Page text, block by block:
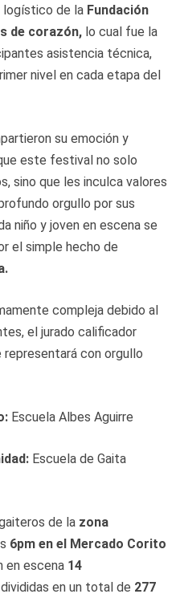
logístico de la Fundación
de corazón, lo cual fue la
asistencia técnica,
nivel en cada etapa del
su emoción y
este festival no solo
sino que les inculca valores
orgullo por sus
niño y joven en escena se
el simple hecho de
compleja debido al
el jurado calificador
representará con orgullo
Escuela Albes Aguirre
Escuela de Gaita
de la zona
6pm en el Mercado Corito
en escena 14
en un total de 277